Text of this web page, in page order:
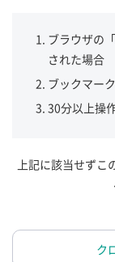
ブラウザの
された場合
ブックマー
30分以上操
上記に該当せず
ク